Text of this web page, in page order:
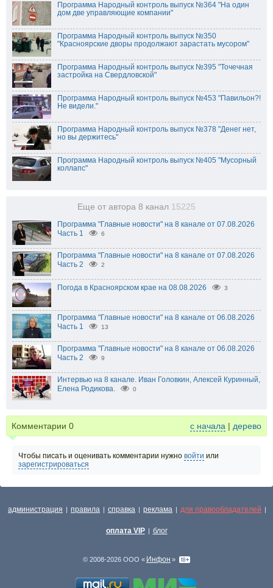
Программа Народный контроль выпуск №364 "На один
дом две управляющие компании"
Программа Народный контроль выпуск №350
"Красноярские дворы продолжают зарастать мусором"
Программа Народный контроль выпуск №395 "Точечная
застройка на Свердловской"
Программа Народный контроль выпуск №453 "Павильон?!
Не видели."
Программа Народный контроль выпуск №378 "Денег нет,
но вы держитесь"
Программа Народный контроль выпуск №405 "Мусорный
коллапс"
Еще от автора 8 канал 15225
Программа "Главные новости" на 8 канале от 07.08.2026
Часть 1
6
Программа "Главные новости" на 8 канале от 07.08.2026
Часть 2
2
Погода в Красноярском крае на 08.08.2026 3
Программа "Главные новости" на 8 канале от 06.08.2026
Часть 1
13
Программа "Главные новости" на 8 канале от 06.08.2026
Часть 2
9
Интервью на 8 канале. Иван Головкин, Алексей Куринный,
Елена Родикова.
0
Комментарии 0 с начала | дерево
Чтобы писать и оценивать комментарии нужно войти или
зарегистрироваться
администрация | правила | справка | реклама | для правообладателей |
оплата VIP | блог
© 2008-2026 ООО « Инфон »